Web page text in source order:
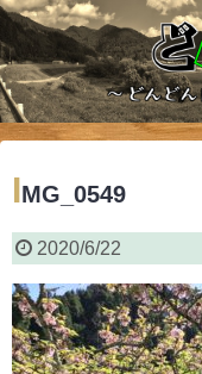
IMG_0549
2020/6/22